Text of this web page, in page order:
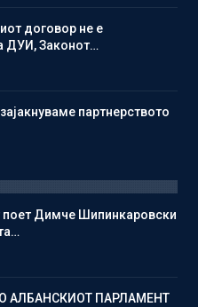
договор не е
ДУИ, Законот…
партнерството
Димче Шипинкаровски
АЛБАНСКИОТ ПАРЛАМЕНТ